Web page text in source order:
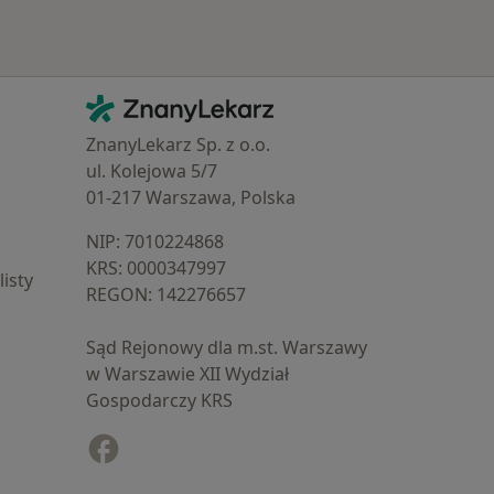
Kontakt
ZnanyLekarz - Strona główna
ZnanyLekarz Sp. z o.o.
ul. Kolejowa 5/7
01-217 Warszawa, Polska
NIP: ⁠7010224868
KRS: ⁠0000347997
REGON: ⁠142276657
Sąd Rejonowy dla m.st. Warszawy
w Warszawie XII Wydział
Gospodarczy KRS